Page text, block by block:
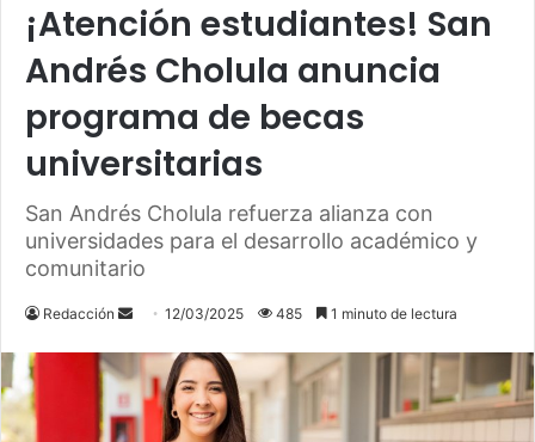
¡Atención estudiantes! San
Andrés Cholula anuncia
programa de becas
universitarias
San Andrés Cholula refuerza alianza con
universidades para el desarrollo académico y
comunitario
Redacción 12/03/2025 485 1 minuto de lectura